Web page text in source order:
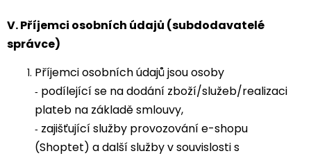
V.Příjemci osobních údajů (subdodavatelé
správce)
Příjemci osobních údajů jsou osoby
- podílející se na dodání zboží/služeb/realizaci
plateb na základě smlouvy,
- zajišťující služby provozování e-shopu
(Shoptet) a další služby v souvislosti s